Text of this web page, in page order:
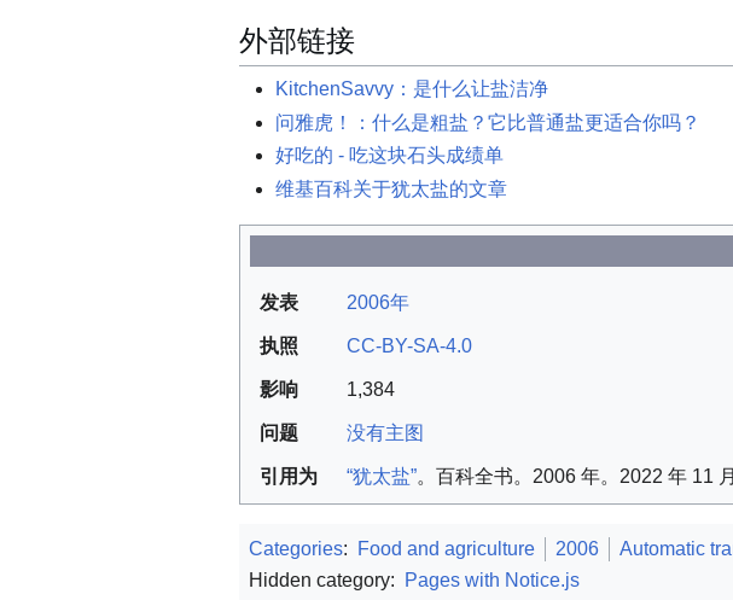
外部链接
KitchenSavvy：是什么让盐洁净
问雅虎！：什么是粗盐？它比普通盐更适合你吗？
好吃的 - 吃这块石头成绩单
维基百科关于犹太盐的文章
发表 2006年
执照 CC-BY-SA-4.0
影响 1,384
问题 没有主图
引用为 “犹太盐”。百科全书。2006 年。2022 年 11
Categories: Food and agriculture 2006
Automatic
Hidden category:
Pages with Notice.js